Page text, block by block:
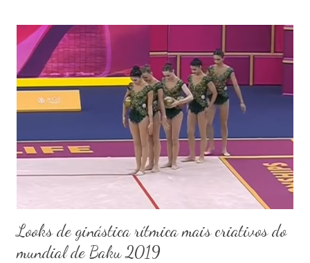
Looks de ginástica rítmica mais criativos do
mundial de Baku 2019